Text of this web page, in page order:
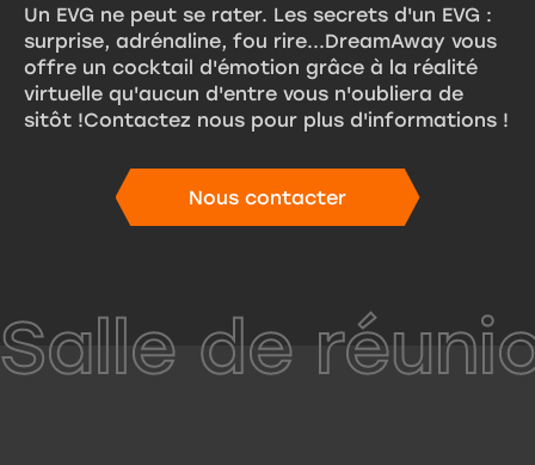
Un EVG ne peut se rater. Les secrets d'un EVG :
surprise, adrénaline, fou rire...DreamAway vous
offre un cocktail d'émotion grâce à la réalité
virtuelle qu'aucun d'entre vous n'oubliera de
sitôt !Contactez nous pour plus d'informations !
Nous contacter
Salle de